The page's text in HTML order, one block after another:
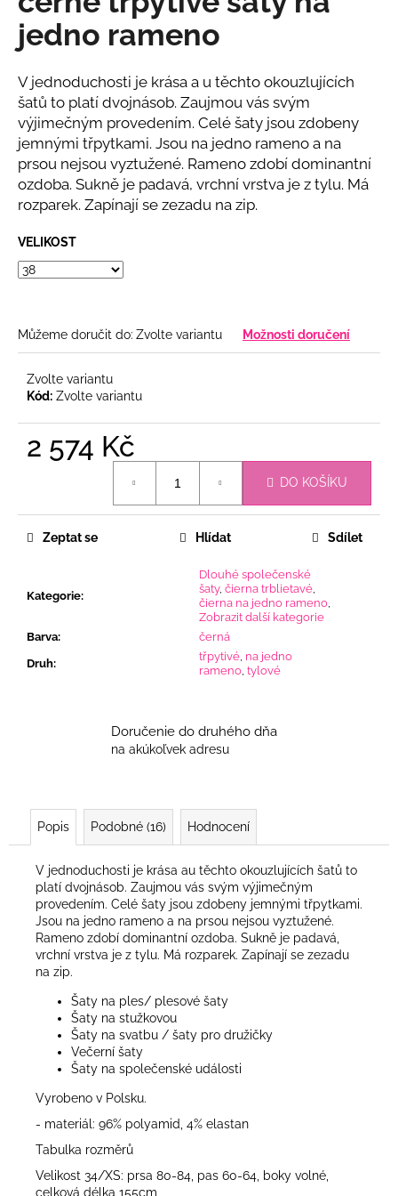
z
5
hvězdiček.
jedno rameno
V jednoduchosti je krása a u těchto okouzlujících
šatů to platí dvojnásob. Zaujmou vás svým
výjimečným provedením. Celé šaty jsou zdobeny
jemnými třpytkami. Jsou na jedno rameno a na
prsou nejsou vyztužené. Rameno zdobí dominantní
ozdoba. Sukně je padavá, vrchní vrstva je z tylu. Má
rozparek. Zapínají se zezadu na zip.
VELIKOST
Můžeme doručit do: Zvolte variantu Možnosti doručení
Zvolte variantu
Kód: Zvolte variantu
2 574 Kč
DO KOŠÍKU
Kategorie:
Dlouhé společenské
šaty, čierna trblietavé
čierna na jedno rameno
Zobrazit další kategorie
Barva:
černá
Druh:
třpytivé na jedno
rameno tylové
Zeptat se Hlídat Sdílet
Doručenie do druhého dňa
na akúkoľvek adresu
Popis Podobné (16) Hodnocení
V jednoduchosti je krása au těchto okouzlujících šatů to
platí dvojnásob. Zaujmou vás svým výjimečným
provedením. Celé šaty jsou zdobeny jemnými třpytkami.
Jsou na jedno rameno a na prsou nejsou vyztužené.
Rameno zdobí dominantní ozdoba. Sukně je padavá,
vrchní vrstva je z tylu. Má rozparek. Zapínají se zezadu
na zip.
Šaty na ples/ plesové šaty
Šaty na stužkovou
Šaty na svatbu / šaty pro družičky
Večerní šaty
Šaty na společenské události
Vyrobeno v Polsku.
- materiál: 96% polyamid, 4% elastan
Tabulka rozměrů
Velikost 34/XS: prsa 80-84, pas 60-64, boky volné,
celková délka 155cm
u
j
m
e
BÉŽOVÝ
KOMPLET
S
KVĚTINOU
808